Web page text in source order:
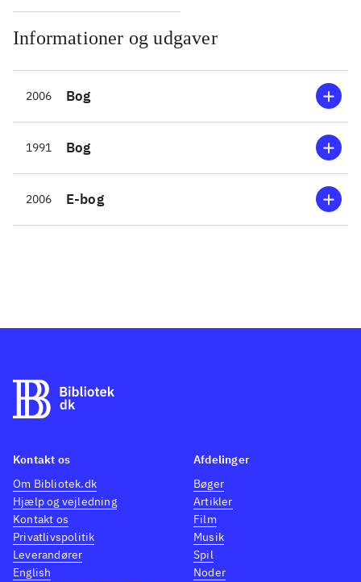
Informationer og udgaver
2006 Bog
1991 Bog
2006 E-bog
Kontakt os
Om Bibliotek.dk
Hjælp og vejledning
Kontakt os
Privatlivspolitik
Leverandører
English
Afdelinger
Bøger
Artikler
Film
Musik
Spil
Noder